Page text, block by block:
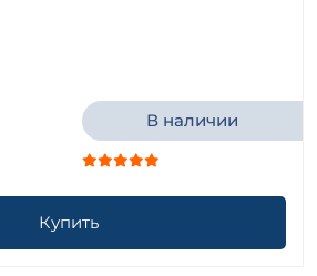
В наличии
Купить